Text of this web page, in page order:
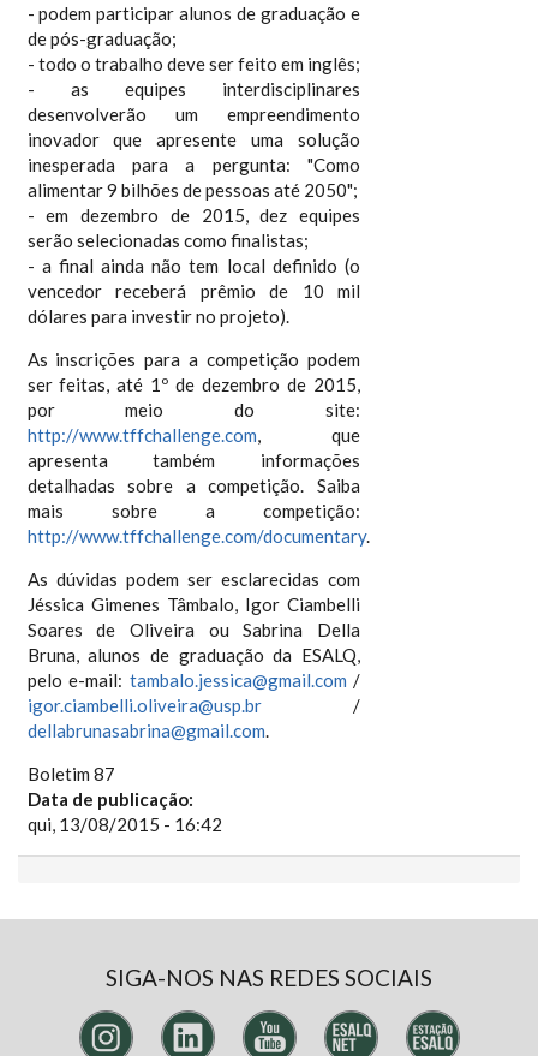
- podem participar alunos de graduação e
de pós-graduação;
- todo o trabalho deve ser feito em inglês;
- as equipes interdisciplinares
desenvolverão um empreendimento
inovador que apresente uma solução
inesperada para a pergunta: "Como
alimentar 9 bilhões de pessoas até 2050";
- em dezembro de 2015, dez equipes
serão selecionadas como finalistas;
- a final ainda não tem local definido (o
vencedor receberá prêmio de 10 mil
dólares para investir no projeto).
As inscrições para a competição podem
ser feitas, até 1º de dezembro de 2015,
por meio do site:
http://www.tffchallenge.com, que
apresenta também informações
detalhadas sobre a competição. Saiba
mais sobre a competição:
http://www.tffchallenge.com/documentary.
As dúvidas podem ser esclarecidas com
Jéssica Gimenes Tâmbalo, Igor Ciambelli
Soares de Oliveira ou Sabrina Della
Bruna, alunos de graduação da ESALQ,
pelo e-mail: tambalo.jessica@gmail.com /
igor.ciambelli.oliveira@usp.br/
dellabrunasabrina@gmail.com.
Boletim 87
Data de publicação:
qui, 13/08/2015 - 16:42
SIGA-NOS NAS REDES SOCIAIS